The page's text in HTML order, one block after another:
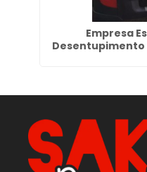
Empresa